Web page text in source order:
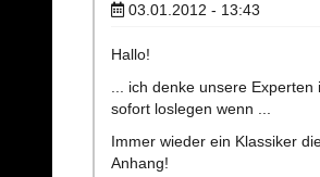
03.01.2012 - 13:43
Hallo!
... ich denke unsere
sofort loslegen wenn ...
Immer wieder ein Klassiker
Anhang!